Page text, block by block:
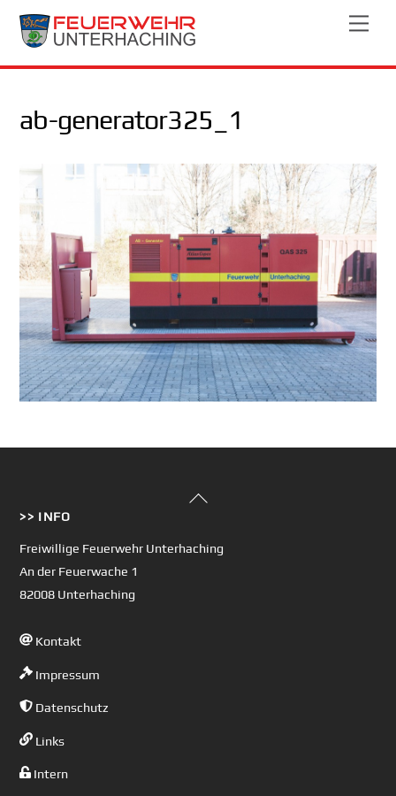
Skip
ab-generator325_1
Back
>> INFO
Freiwillige Feuerwehr Unterhaching
An der Feuerwache 1
82008 Unterhaching
Kontakt
Impressum
Datenschutz
Links
Intern